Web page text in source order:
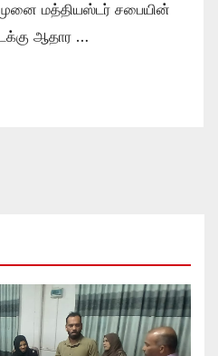
மத்தியஸ்டர் சபையின்
ஆதார …